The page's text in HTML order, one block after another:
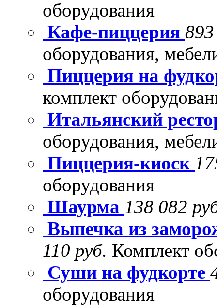
оборудования
Кафе-пиццерия
оборудования,
Пиццерия на
комплект
Итальянский
оборудования,
Пиццерия-киоск
оборудования
Шаурма 138 082
Выпечка из
110 руб. Комплект
Суши на фудкорте
оборудования